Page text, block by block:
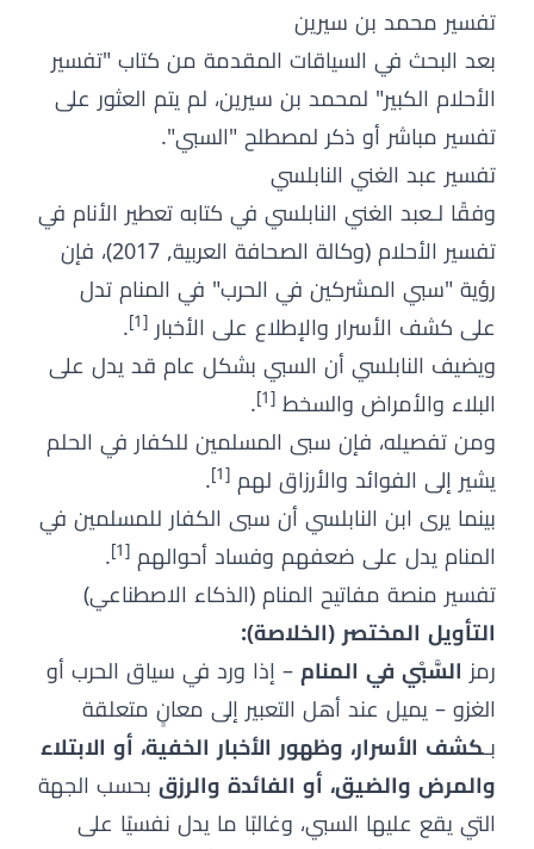
تفسير محمد بن سيرين
بعد البحث في السياقات المقدمة من كتاب "تفسير
الأحلام الكبير" لمحمد بن سيرين، لم يتم العثور على
تفسير مباشر أو ذكر لمصطلح "السبي".
تفسير عبد الغني النابلسي
وفقًا لـعبد الغني النابلسي في كتابه تعطير الأنام في
تفسير الأحلام (وكالة الصحافة العربية, 2017)، فإن
رؤية "سبي المشركين في الحرب" في المنام تدل
على كشف الأسرار والإطلاع على الأخبار [1]
.
ويضيف النابلسي أن السبي بشكل عام قد يدل على
البلاء والأمراض والسخط [1]
.
ومن تفصيله، فإن سبى المسلمين للكفار في الحلم
يشير إلى الفوائد والأرزاق لهم [1]
.
بينما يرى ابن النابلسي أن سبى الكفار للمسلمين في
المنام يدل على ضعفهم وفساد أحوالهم [1]
.
تفسير منصة مفاتيح المنام (الذكاء الاصطناعي)
التأويل المختصر (الخلاصة):
رمز السَّبْي في المنام– إذا ورد في سياق الحرب أو
الغزو – يميل عند أهل التعبير إلى معانٍ متعلقة
بـكشف الأسرار، وظهور الأخبار الخفية، أو الابتلاء
والمرض والضيق، أو الفائدة والرزق بحسب الجهة
التي يقع عليها السبي، وغالبًا ما يدل نفسيًا على